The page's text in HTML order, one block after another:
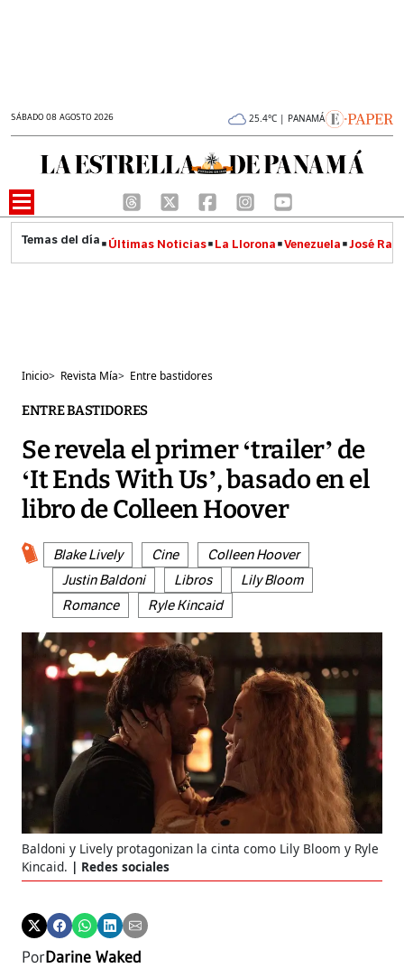
SÁBADO 08 AGOSTO 2026 25.4°C | PANAMÁ
Últimas Noticias La Llorona Venezuela José
Inicio> Revista Mía> Entre bastidores
ENTRE BASTIDORES
Se revela el primer ‘trailer’ de
‘It Ends With Us’, basado en el
libro de Colleen Hoover
Blake Lively Cine
Colleen Hoover
Justin Baldoni
Libros
Lily Bloom
Romance
Ryle Kincaid
Baldoni y Lively protagonizan la cinta como Lily Bloom y Ryle
Kincaid.
Redes sociales
PorDarine Waked